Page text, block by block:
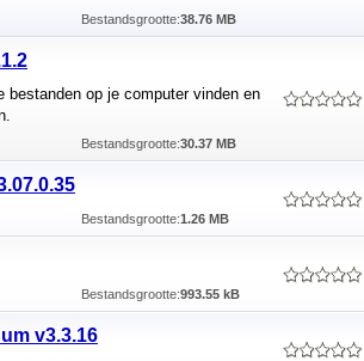
Bestandsgrootte:38.76 MB
bestanden op je computer vinden en
Bestandsgrootte:30.37 MB
Bestandsgrootte:1.26 MB
Bestandsgrootte:993.55 kB
v3.3.16